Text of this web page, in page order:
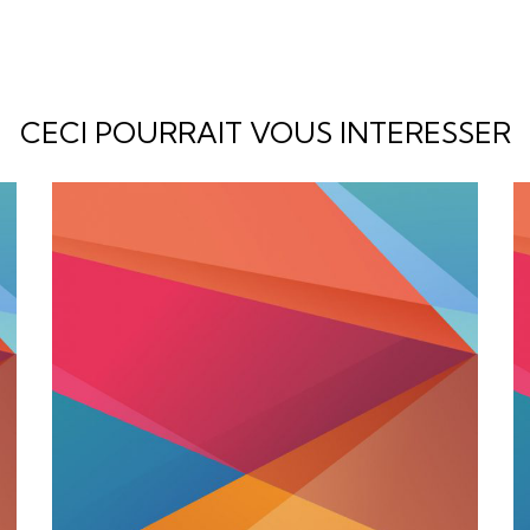
CECI POURRAIT VOUS INTERESSER